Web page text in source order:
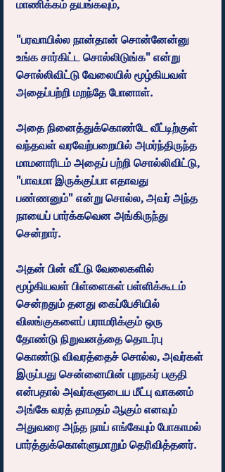
மாணிக்கம் தயங்கவும்,
"பரவாயில்ல நான்தான் சொன்னேன்னு
உங்க சார்கிட்ட சொல்லிடுங்க" என்று
சொல்லிவிட்டு வேலையில் மூழ்கியவள்
அதைப்பற்றி மறந்தே போனாள்.
அதை நினைத்துக்கொண்டே வீட்டிற்குள்
வந்தவள் வரவேற்பறையில் அமர்ந்திருந்த
மாமனாரிடம் அதைப் பற்றி சொல்லிவிட்டு,
"பாவமா இருக்குப்பா எதாவது
பண்ணனும்" என்று சொல்ல, அவர் அந்த
நாயைப் பார்க்கவென அங்கிருந்து
சென்றார்.
அதன் பின் வீட்டு வேலைகளில்
மூழ்கியவள் பிள்ளைகள் பள்ளிக்கூடம்
சென்றதும் தனது கைப்பேசியில்
விலங்குகளைப் பராமரிக்கும் ஒரு
தோண்டு நிறுவனத்தை தொடர்பு
கொண்டு விவரத்தைச் சொல்ல, அவர்கள்
இருப்பது சென்னையின் புறநகர் பகுதி
என்பதால் அவர்களுடைய மீட்பு வாகனம்
அங்கே வரத் தாமதம் ஆகும் எனவும்
அதுவரை அந்த நாய் எங்கேயும் போகாமல்
பார்த்துக்கொள்ளுமாறும் தெரிவித்தனர்.